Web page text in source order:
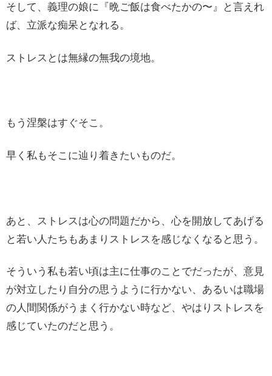
そして、義理の娘に『晩ご飯は食べたかの〜』と言えれ
ば、立派な痴呆となれる。
ストレスとは無縁の無我の境地。
もう涅槃はすぐそこ。
早く私もそこに辿り着きたいものだ。
あと、ストレスは心の問題だから、心を開放してあげる
と若い人たちもあまりストレスを感じなくなると思う。
そういう私も若い頃は主に仕事のことでだったが、意見
が対立したり自分の思うように行かない、あるいは職場
の人間関係がうまく行かない時など、やはりストレスを
感じていたのだと思う。